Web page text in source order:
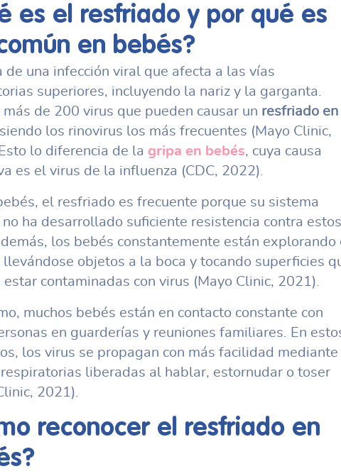
es el resfriado y por qué es
en bebés?
de una infección viral que afecta a las vías
superiores, incluyendo la nariz y la garganta.
más de 200 virus que pueden causar un resfriado en
los rinovirus los más frecuentes (Mayo Clinic,
lo diferencia de la gripa en bebés, cuya causa
es el virus de la influenza (CDC, 2022).
el resfriado es frecuente porque su sistema
no ha desarrollado suficiente resistencia contra estos
los bebés constantemente están explorando
llevándose objetos a la boca y tocando superficies
estar contaminadas con virus (Mayo Clinic, 2021).
muchos bebés están en contacto constante con
en guarderías y reuniones familiares. En
los virus se propagan con más facilidad mediante
liberadas al hablar, estornudar o toser
2021).
reconocer el resfriado en
?